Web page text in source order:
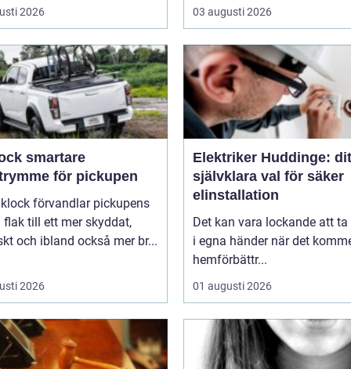
2026 03 augusti 2026
för pickupen
förvandlar pickupens
flak till ett mer skyddat,
och ibland också mer br...
2026
Elektriker Huddinge:
självklara val för säker
elinstallation
Det kan vara lockande att ta
i egna händer när det
hemförbättr...
01 augusti 2026